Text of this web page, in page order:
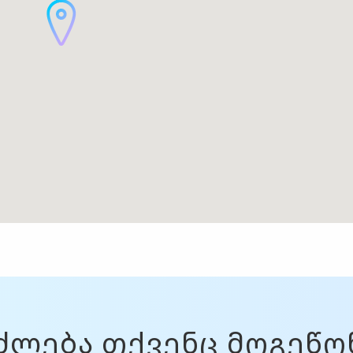
თქვენც